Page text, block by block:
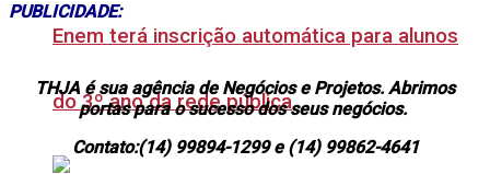
Enem terá inscrição automática para alunos
do 3º ano da rede pública
PUBLICIDADE:
THJA é sua agência de Negócios e Projetos. Abrimos
portas para o sucesso dos seus negócios.
Contato:(14) 99894-1299 e (14) 99862-4641